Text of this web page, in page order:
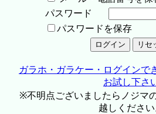
パスワード
パスワードを保存
ガラホ・ガラケー・ログインで
お試し下さ
※不明点ございましたらノジマ
越しください